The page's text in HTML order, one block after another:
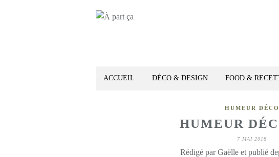
ACCUEIL DÉCO & DESIGN FOOD &
HUMEUR DÉCO
HUMEUR
7 MAI 2018
Rédigé par Gaëlle et publié